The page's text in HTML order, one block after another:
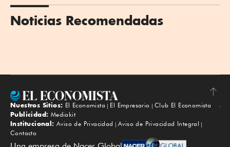
Noticias Recomendadas
Subir
Nuestros Sitios: El Economista El Empresario
Club El Economista
Publicidad: Mediakit
Institucional: Aviso de Privacidad
Aviso de Privacidad Integral
Contacto